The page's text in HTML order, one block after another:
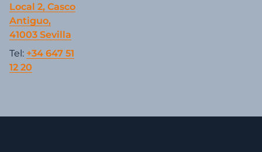
Local 2, Casco
Antiguo,
41003 Sevilla
Tel: +34 647 51
12 20